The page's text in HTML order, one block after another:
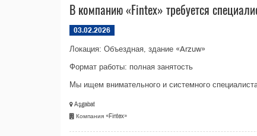
В компанию «Fintex» требуется
03.02.2026
Локация: Объездная, здание «Arzuw»
Формат работы: полная занятость
Мы ищем внимательного и системного
Aşgabat
Компания «Fintex»